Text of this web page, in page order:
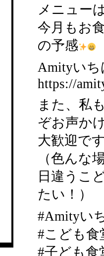
メニュー
今月もお
の予感
Amityいち
https://
また、私
ぞお声か
大歓迎で
（色んな
日違うこ
たい！）
#Amityい
#こども食
#子ども食